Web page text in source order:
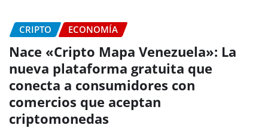
CRIPTO ECONOMÍA
Nace «Cripto Mapa Venezuela»: La
nueva plataforma gratuita que
conecta a consumidores con
comercios que aceptan
criptomonedas